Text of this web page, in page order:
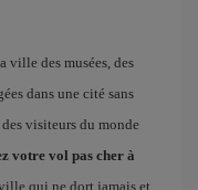
ville des musées, des
dans une cité sans
visiteurs du monde
votre vol pas cher à
qui ne dort jamais et